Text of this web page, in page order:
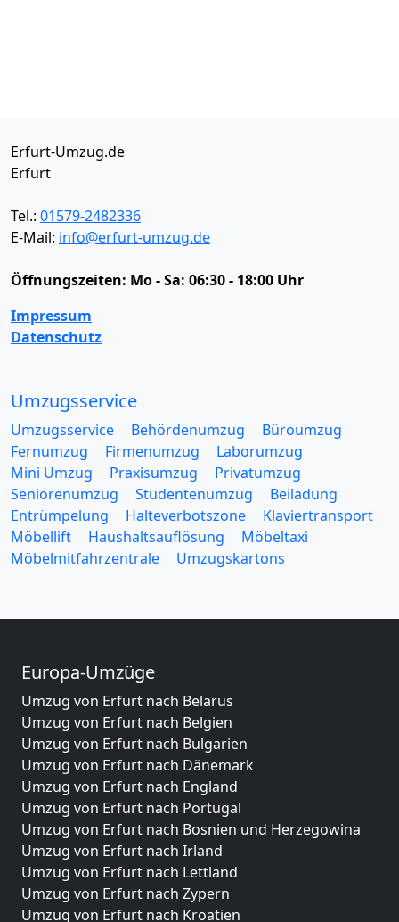
Erfurt-Umzug.de
Erfurt
Tel.: 01579-2482336
E-Mail: info@erfurt-umzug.de
Öffnungszeiten: Mo - Sa: 06:30 - 18:00 Uhr
Impressum
Datenschutz
Umzugsservice
Umzugsservice Behördenumzug
Büroumzug
Fernumzug
Firmenumzug
Laborumzug
Mini Umzug
Praxisumzug
Privatumzug
Seniorenumzug
Studentenumzug
Beiladung
Entrümpelung
Halteverbotszone
Klaviertransport
Möbellift
Haushaltsauflösung
Möbeltaxi
Möbelmitfahrzentrale
Umzugskartons
Europa-Umzüge
Umzug von Erfurt nach Belarus
Umzug von Erfurt nach Belgien
Umzug von Erfurt nach Bulgarien
Umzug von Erfurt nach Dänemark
Umzug von Erfurt nach England
Umzug von Erfurt nach Portugal
Umzug von Erfurt nach Bosnien und Herzegowina
Umzug von Erfurt nach Irland
Umzug von Erfurt nach Lettland
Umzug von Erfurt nach Zypern
Umzug von Erfurt nach Kroatien